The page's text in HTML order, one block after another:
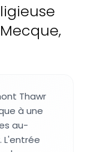
Thawr
à une
au-
L'entrée